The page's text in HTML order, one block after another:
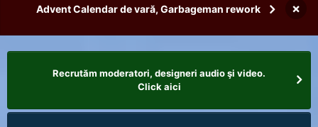
Advent Calendar de vară, Garbageman rework ×
Recrutăm moderatori, designeri audio şi video.
Click aici